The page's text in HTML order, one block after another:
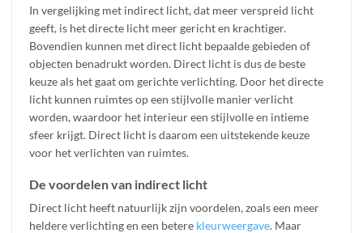
In vergelijking met indirect licht, dat meer verspreid licht
geeft, is het directe licht meer gericht en krachtiger.
Bovendien kunnen met direct licht bepaalde gebieden of
objecten benadrukt worden. Direct licht is dus de beste
keuze als het gaat om gerichte verlichting. Door het directe
licht kunnen ruimtes op een stijlvolle manier verlicht
worden, waardoor het interieur een stijlvolle en intieme
sfeer krijgt. Direct licht is daarom een uitstekende keuze
voor het verlichten van ruimtes.
De voordelen van indirect licht
Direct licht heeft natuurlijk zijn voordelen, zoals een meer
heldere verlichting en een betere kleurweergave. Maar